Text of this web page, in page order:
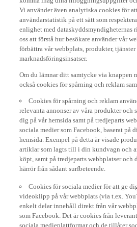
Vi använder även analytiska cookies för
användarstatistik på ett sätt som
enlighet med dataskyddsmyndigheternas
oss att förstå hur besökare använder vår
förbättra vår webbplats, produkter,
marknadsföringsinsatser.
också cookies för spårning och reklam
relevanta annonser av våra produkter och
dig på vår hemsida samt på tredjeparts
sociala medier som Facebook, baserat på
hemsida. Exempel på detta är visade
artiklar som lagts till i din kundvagn och
köpt, samt på tredjeparts webbplatser och
härrör från sådant surfbeteende.
videoklipp på vår webbplats (via t.ex.
enkelt delar innehåll direkt från vår
som Facebook. Det är cookies från
sociala medieplattformar och de tillåter